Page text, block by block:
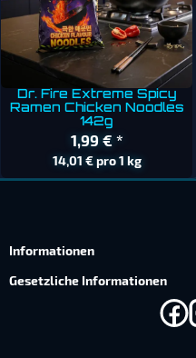
Dr. Fire Extreme Spicy
Ramen Chicken Noodles
142g
1,99 € *
14,01 € pro 1 kg
Informationen
Gesetzliche Informationen